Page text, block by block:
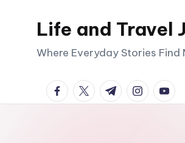
Life and Travel
Where Everyday Stories Find
facebook.com
twitter.com
t.me